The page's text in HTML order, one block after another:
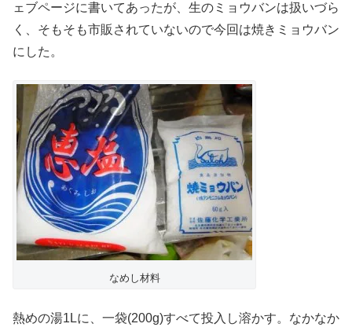
ェブページに書いてあったが、生のミョウバンは扱いづら
く、そもそも市販されていないので今回は焼きミョウバン
にした。
なめし材料
熱めの湯1Lに、一袋(200g)すべて投入し溶かす。なかなか